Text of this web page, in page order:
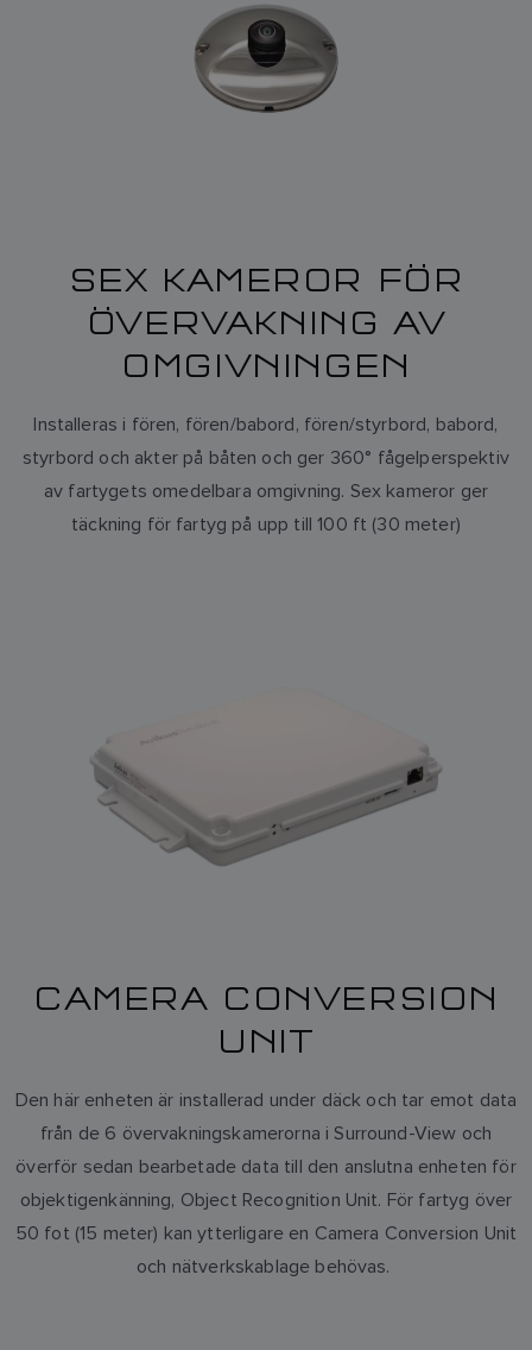
SEX KAMEROR FÖR
ÖVERVAKNING AV
OMGIVNINGEN
Installeras i fören, fören/babord, fören/styrbord, babord,
styrbord och akter på båten och ger 360° fågelperspektiv
av fartygets omedelbara omgivning. Sex kameror ger
täckning för fartyg på upp till 100 ft (30 meter)
CAMERA CONVERSION
UNIT
Den här enheten är installerad under däck och tar emot data
från de 6 övervakningskamerorna i Surround-View och
överför sedan bearbetade data till den anslutna enheten för
objektigenkänning, Object Recognition Unit. För fartyg över
50 fot (15 meter) kan ytterligare en Camera Conversion Unit
och nätverkskablage behövas.